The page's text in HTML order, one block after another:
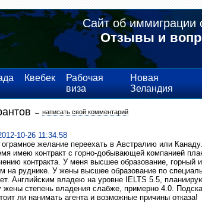
Сайт об иммиграции
Отзывы и
Квебек
Рабочая
виза
Новая
Зеландия
← написать свой комментарий
10-26 11:34:58
желание переехать в Австралию или
имею контракт с горно-добывающей компанией
контракта. У меня высшее образование, горный
на руднике. У жены высшее образование по
Английским владею на уровне IELTS 5.5,
степень владения слабже, примерно 4.0.
ли нанимать агента и возможные причины отказа!